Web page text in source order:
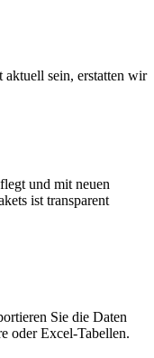
aktuell sein, erstatten wir
und mit neuen
ist transparent
Sie die Daten
oder Excel-Tabellen.